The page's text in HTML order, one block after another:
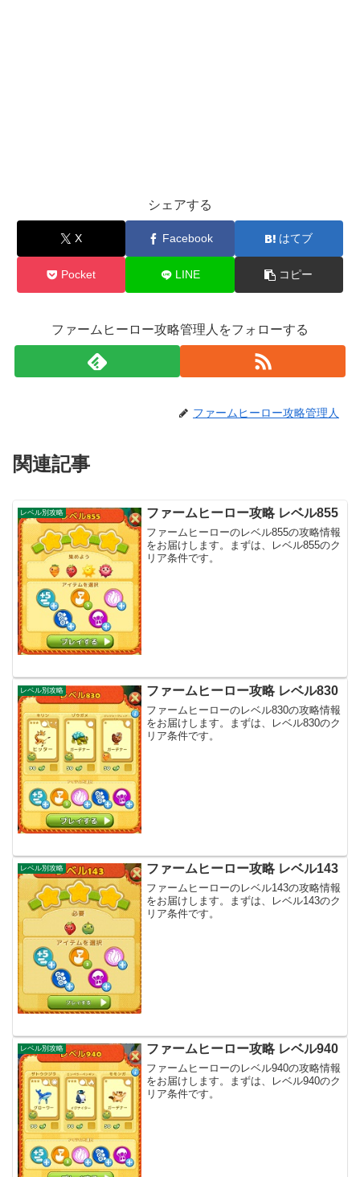
シェアする
X Facebook はてブ
Pocket LINE コピー
ファームヒーロー攻略管理人をフォローする
ファームヒーロー攻略管理人
関連記事
レベル別攻略 ファームヒーロー攻略 レベル855
ファームヒーローのレベル855の攻略情報
をお届けします。まずは、レベル855のク
リア条件です。
レベル別攻略 ファームヒーロー攻略 レベル830
ファームヒーローのレベル830の攻略情報
をお届けします。まずは、レベル830のク
リア条件です。
レベル別攻略 ファームヒーロー攻略 レベル143
ファームヒーローのレベル143の攻略情報
をお届けします。まずは、レベル143のク
リア条件です。
レベル別攻略 ファームヒーロー攻略 レベル940
ファームヒーローのレベル940の攻略情報
をお届けします。まずは、レベル940のク
リア条件です。